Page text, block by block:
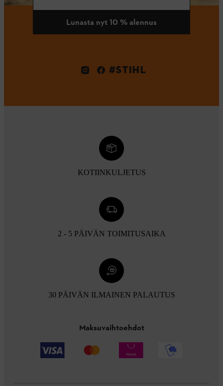
Lunasta nyt 10 % alennus
#STIHL
KOTIINKULJETUS
2 - 5 PÄIVÄN TOIMITUSAIKA
30 PÄIVÄN ILMAINEN PALAUTUS
Maksuvaihtoehdot